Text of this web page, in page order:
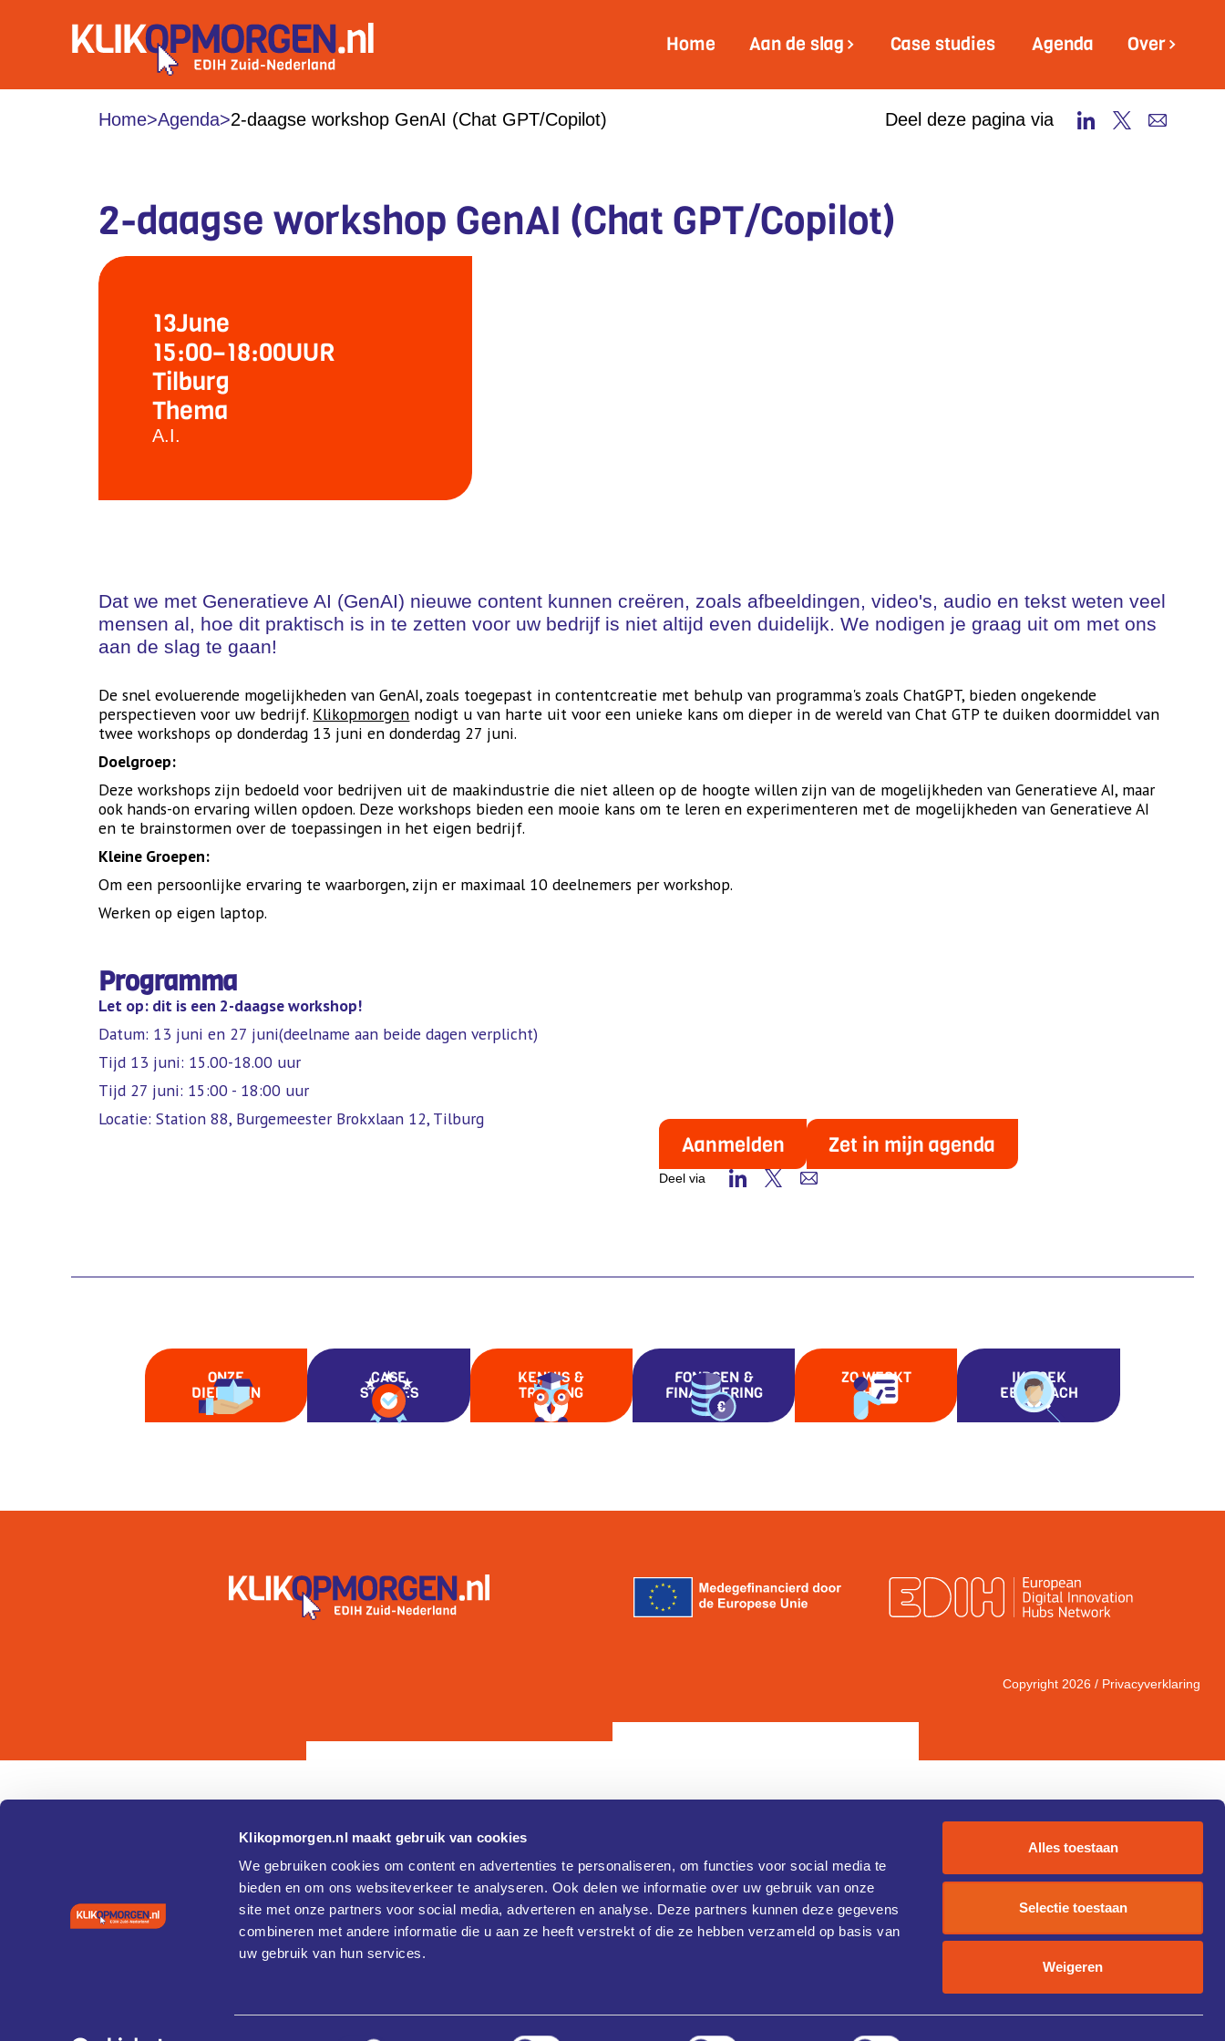
Klikopmorgen.nl maakt gebruik van cookies
We gebruiken cookies om content en advertenties te personaliseren, om functies voor social media te
bieden en om ons websiteverkeer te analyseren. Ook delen we informatie over uw gebruik van onze
site met onze partners voor social media, adverteren en analyse. Deze partners kunnen deze gegevens
combineren met andere informatie die u aan ze heeft verstrekt of die ze hebben verzameld op basis van
uw gebruik van hun services.
Alles toestaan
Selectie toestaan
Weigeren
Home Aan de slag Case studies Agenda Over
Home>Agenda>2-daagse workshop GenAI (Chat GPT/Copilot) Deel deze pagina via
2-daagse workshop GenAI (Chat GPT/Copilot)
13June
15:00–18:00UUR
Tilburg
Thema
A.I.
Dat we met Generatieve AI (GenAI) nieuwe content kunnen creëren, zoals afbeeldingen, video's, audio en tekst weten veel
mensen al, hoe dit praktisch is in te zetten voor uw bedrijf is niet altijd even duidelijk. We nodigen je graag uit om met ons
aan de slag te gaan!
De snel evoluerende mogelijkheden van GenAI, zoals toegepast in contentcreatie met behulp van programma's zoals ChatGPT, bieden ongekende
perspectieven voor uw bedrijf. Klikopmorgen nodigt u van harte uit voor een unieke kans om dieper in de wereld van Chat GTP te duiken doormiddel van
twee workshops op donderdag 13 juni en donderdag 27 juni.
Doelgroep:
Deze workshops zijn bedoeld voor bedrijven uit de maakindustrie die niet alleen op de hoogte willen zijn van de mogelijkheden van Generatieve AI, maar
ook hands-on ervaring willen opdoen. Deze workshops bieden een mooie kans om te leren en experimenteren met de mogelijkheden van Generatieve AI
en te brainstormen over de toepassingen in het eigen bedrijf.
Kleine Groepen:
Om een persoonlijke ervaring te waarborgen, zijn er maximaal 10 deelnemers per workshop.
Werken op eigen laptop.
Programma
Let op: dit is een 2-daagse workshop!
Datum: 13 juni en 27 juni(deelname aan beide dagen verplicht)
Tijd 13 juni: 15.00-18.00 uur
Tijd 27 juni: 15:00 - 18:00 uur
Locatie: Station 88, Burgemeester Brokxlaan 12, Tilburg
Aanmelden Zet in mijn agenda
Deel via
ONZE
DIENSTEN
CASE
STUDIES
KENNIS &
TRAINING
FONDSEN &
FINANCIERING
ZO WERKT
HET
IK ZOEK
EEN COACH
Copyright 2026 / Privacyverklaring
Agenda
Vaardigheden en training
Over
Cookie verklaring
Privacy verklaring
Brainport Industries Campus (BIC 1)
Rijtackerweg 13
5657 BX Eindhoven